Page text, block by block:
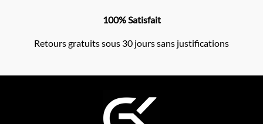
100% Satisfait
Retours gratuits sous 30 jours sans justifications